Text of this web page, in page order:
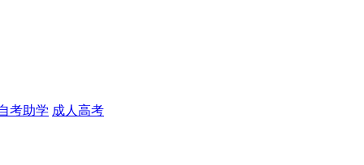
考助学 成人高考